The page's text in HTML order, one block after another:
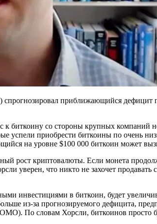
приближающийся
к биткоину со стороны крупных
успели приобрести биткоины по очень
на уровне $100 000 биткоин может
рост криптовалюты. Если монета
уверен, что никто не захочет
инвестициями в биткоин, будет
из-за прогнозируемого дефицита,
По словам Хорсли, биткоинов просто